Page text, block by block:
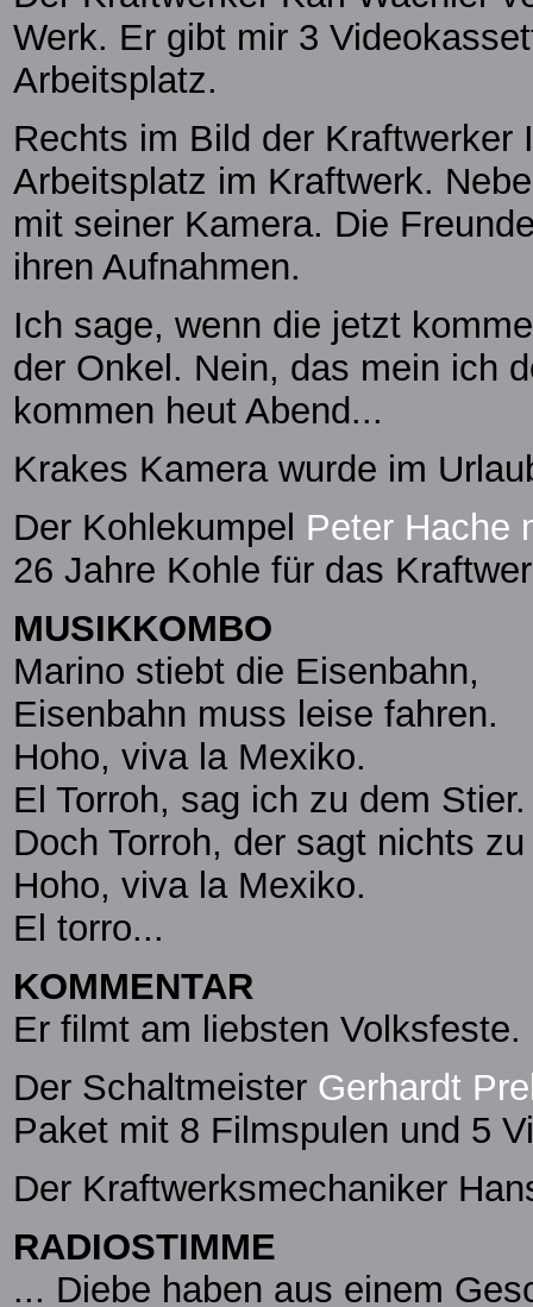
Werk. Er gibt mir 3
Arbeitsplatz.
Rechts im Bild der Kraftwerker
Arbeitsplatz im Kraftwerk.
mit seiner Kamera. Die
ihren Aufnahmen.
Ich sage, wenn die jetzt
der Onkel. Nein, das mein ich
kommen heut Abend...
Krakes Kamera wurde im
Der Kohlekumpel Peter Hache
26 Jahre Kohle für das
MUSIKKOMBO
Marino stiebt die Eisenbahn,
Eisenbahn muss leise fahren.
Hoho, viva la Mexiko.
El Torroh, sag ich zu dem Stier.
Doch Torroh, der sagt nichts zu
Hoho, viva la Mexiko.
El torro...
KOMMENTAR
Er filmt am liebsten Volksfeste.
Der Schaltmeister Gerhardt
Paket mit 8 Filmspulen und 5
Der Kraftwerksmechaniker
RADIOSTIMME
... Diebe haben aus einem